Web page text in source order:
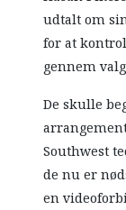
udtalt om
for at
gennem
De skulle
Southwest
de nu er
en